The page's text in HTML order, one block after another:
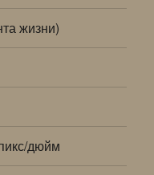
жизни)
дюйм